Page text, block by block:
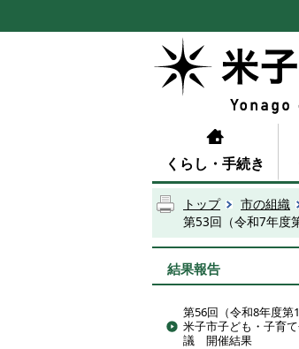
くらし・手続き
トップ 市の組織
第53回（令和7年度
結果報告
第56回（令和8年度第1
米子市子ども・子育
議 開催結果